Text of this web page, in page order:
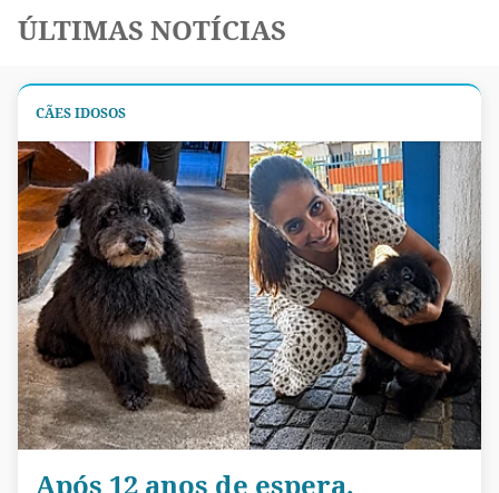
ÚLTIMAS NOTÍCIAS
CÃES IDOSOS
Após 12 anos de espera,